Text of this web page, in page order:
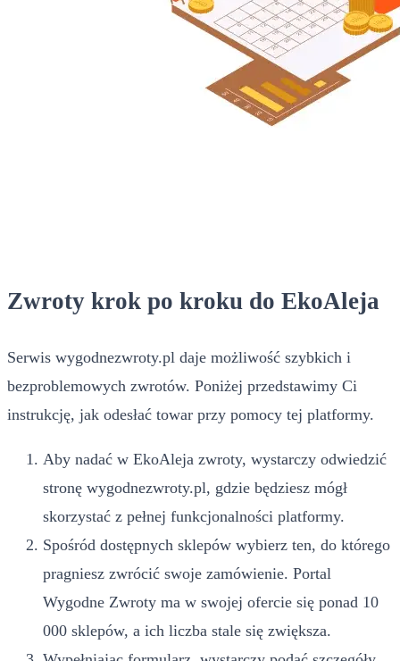
Zwroty krok po kroku do EkoAleja
Serwis wygodnezwroty.pl daje możliwość szybkich i
bezproblemowych zwrotów. Poniżej przedstawimy Ci
instrukcję, jak odesłać towar przy pomocy tej platformy.
Aby nadać w EkoAleja zwroty, wystarczy odwiedzić
stronę wygodnezwroty.pl, gdzie będziesz mógł
skorzystać z pełnej funkcjonalności platformy.
Spośród dostępnych sklepów wybierz ten, do którego
pragniesz zwrócić swoje zamówienie. Portal
Wygodne Zwroty ma w swojej ofercie się ponad 10
000 sklepów, a ich liczba stale się zwiększa.